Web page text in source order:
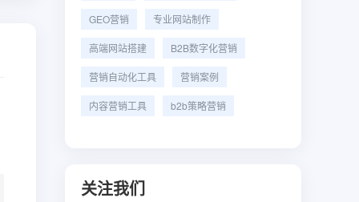
GEO营销 专业网站制作
高端网站搭建 B2B数字化营销
营销自动化工具 营销案例
内容营销工具 b2b策略营销
关注我们